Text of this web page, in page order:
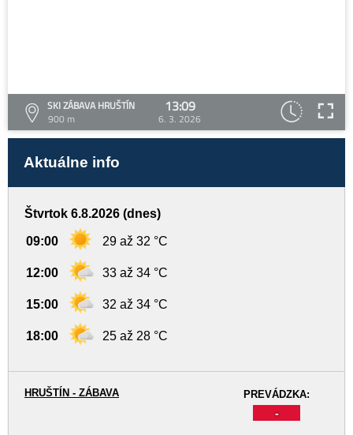
SKI ZÁBAVA HRUŠTÍN
900 m
13:09
6. 3. 2026
Aktuálne info
Štvrtok 6.8.2026 (dnes)
09:00 29 až 32 °C
12:00 33 až 34 °C
15:00 32 až 34 °C
18:00 25 až 28 °C
PREVÁDZKA:
-
HRUŠTÍN - ZÁBAVA